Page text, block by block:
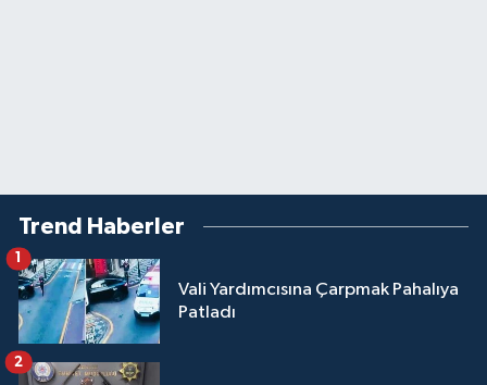
Trend Haberler
Vali Yardımcısına Çarpmak Pahalıya
Patladı
1
2